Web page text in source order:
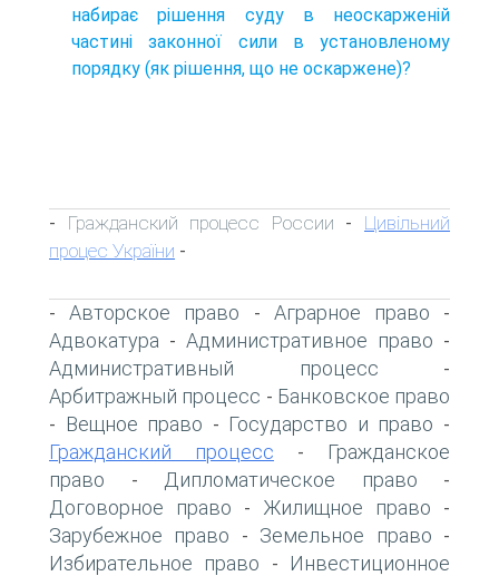
набирає рішення суду в неоскарженій
частині законної сили в установленому
порядку (як рішення, що не оскаржене)?
- Гражданский процесс России - Цивільний
процес України -
-Авторское право - Аграрное право -
Адвокатура - Административное право -
Административный процесс -
Арбитражный процесс - Банковское право
- Вещное право - Государство и право -
Гражданский процесс -
Гражданское
право - Дипломатическое право -
Договорное право - Жилищное право -
Зарубежное право - Земельное право -
Избирательное право -
Инвестиционное